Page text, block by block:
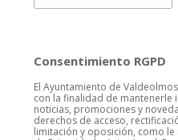
Consentimiento RGPD
El Ayuntamiento de
con la finalidad de mantenerle
noticias, promociones y
derechos de acceso,
limitación y oposición, como